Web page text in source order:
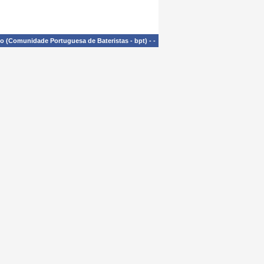
(Comunidade Portuguesa de Bateristas - bpt) - -